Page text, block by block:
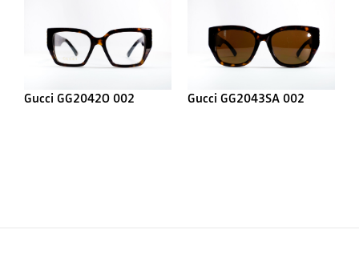
Gucci GG2042O 002 Gucci GG2043SA 002